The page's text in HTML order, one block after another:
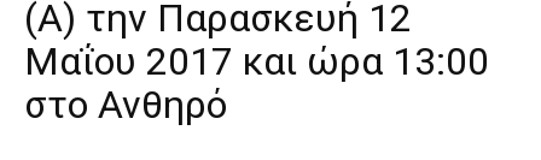
(Α) την Παρασκευή 12
Μαΐου 2017 και ώρα 13:00
στο Ανθηρό